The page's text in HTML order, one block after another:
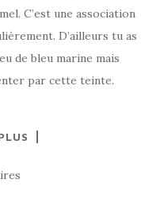
C’est une association
D’ailleurs tu as
de bleu marine mais
par cette teinte.